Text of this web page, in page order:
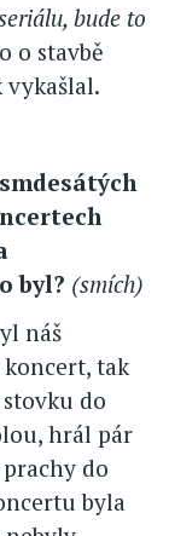
bude to
o stavbě
vykašlal.
byl? (smích)
náš
tak
do
hrál pár
do
byla